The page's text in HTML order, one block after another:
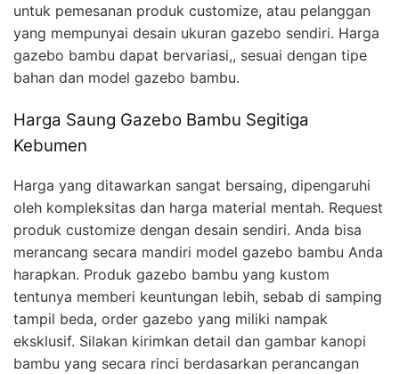
untuk pemesanan produk customize, atau pelanggan
yang mempunyai desain ukuran gazebo sendiri. Harga
gazebo bambu dapat bervariasi,, sesuai dengan tipe
bahan dan model gazebo bambu.
Harga Saung Gazebo Bambu Segitiga
Kebumen
Harga yang ditawarkan sangat bersaing, dipengaruhi
oleh kompleksitas dan harga material mentah. Request
produk customize dengan desain sendiri. Anda bisa
merancang secara mandiri model gazebo bambu Anda
harapkan. Produk gazebo bambu yang kustom
tentunya memberi keuntungan lebih, sebab di samping
tampil beda, order gazebo yang miliki nampak
eksklusif. Silakan kirimkan detail dan gambar kanopi
bambu yang secara rinci berdasarkan perancangan